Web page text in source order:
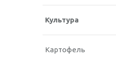
Культура
Картофель